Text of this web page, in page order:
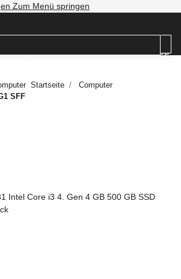
Zum Menü springen
Startseite
Computer
SFF